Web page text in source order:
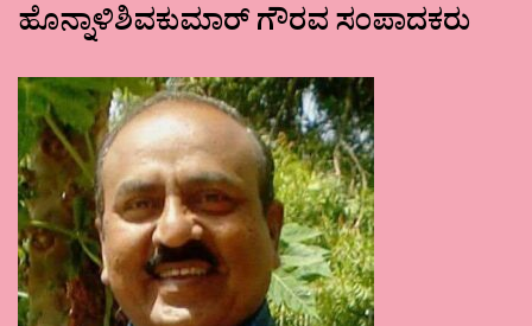
ಹೊನ್ನಾಳಿಶಿವಕುಮಾರ್ ಗೌರವ ಸಂಪಾದಕರು